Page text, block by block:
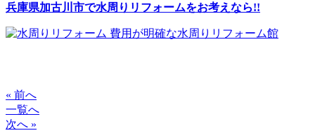
兵庫県加古川市で水周りリフォームをお考えなら!!
« 前へ
一覧へ
次へ »